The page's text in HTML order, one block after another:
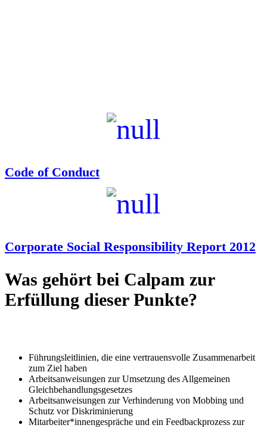
Code of Conduct
Corporate Social Responsibility Report 2012
Was gehört bei Calpam zur
Erfüllung dieser Punkte?
Führungsleitlinien, die eine vertrauensvolle Zusammenarbeit
zum Ziel haben
Arbeitsanweisungen zur Umsetzung des Allgemeinen
Gleichbehandlungsgesetzes
Arbeitsanweisungen zur Verhinderung von Mobbing und
Schutz vor Diskriminierung
Mitarbeiter*innengespräche und ein Feedbackprozess zur